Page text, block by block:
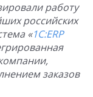
работу
российских
«1С:ERP
заказов